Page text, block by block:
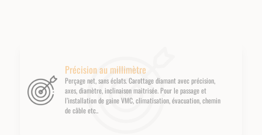
Précision au millimètre
Perçage net, sans éclats. Carottage diamant avec précision,
axes, diamètre, inclinaison maitrisée. Pour le passage et
l’installation de gaine VMC, climatisation, évacuation, chemin
de câble etc..